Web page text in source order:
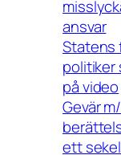
ansvar
Statens
politiker
på video
Gevär
ett sekel